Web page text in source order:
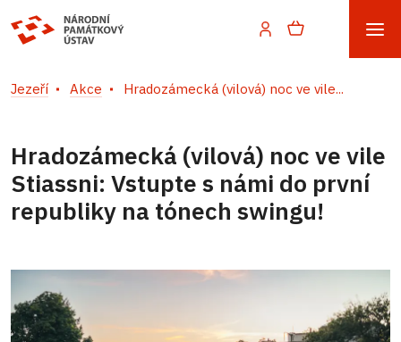
Jezeří Akce Hradozámecká (vilová) noc ve vile...
Hradozámecká (vilová) noc ve vile
Stiassni: Vstupte s námi do první
republiky na tónech swingu!